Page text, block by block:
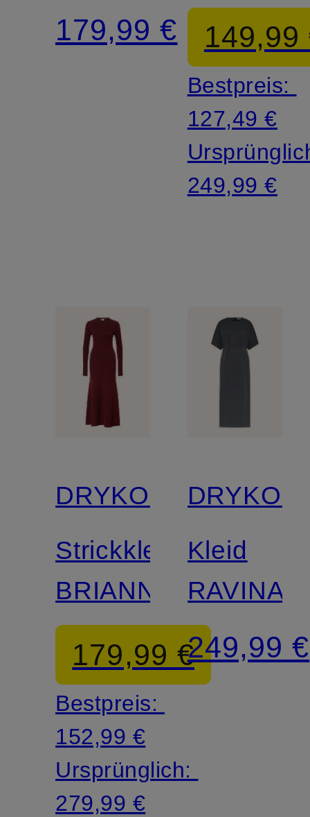
179,99 € 149,99
Bestpreis:
127,49 €
249,99 €
DRYKORN
Strickkleid
BRIANNA
179,99 €
Bestpreis:
152,99 €
Ursprünglich:
279,99 €
Kleid
RAVINA
249,99 €